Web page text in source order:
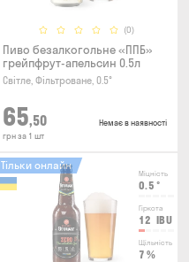
(0)
Пиво безалкогольне «ППБ»
грейпфрут-апельсин 0.5л
Світле, Фільтроване, 0.5°
65,50
грн за 1 шт
Немає в наявності
Міцність
0.5 °
Гіркота
12 IBU
Щільність
7 %
Тільки онлайн